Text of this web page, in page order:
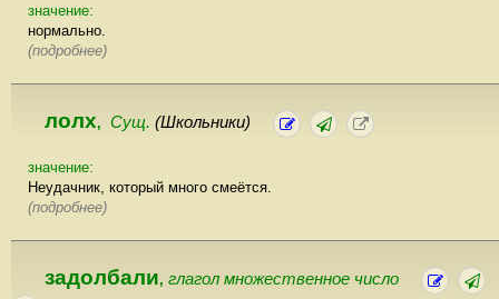
значение:
нормально.
(подробнее)
лолх, Сущ. (Школьники)
значение:
Неудачник, который много смеётся.
(подробнее)
задолбали, глагол множественное число